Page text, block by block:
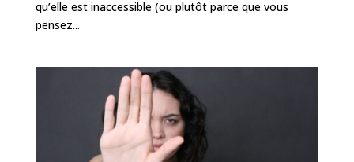
qu’elle est inaccessible (ou plutôt parce que vous
pensez...